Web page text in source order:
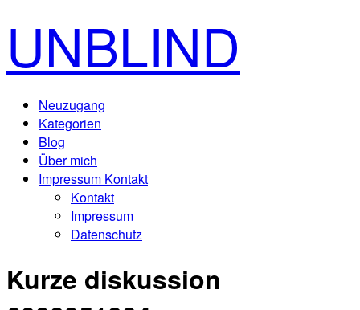
UNBLIND
Neuzugang
Kategorien
Blog
Über mich
Impressum Kontakt
Kontakt
Impressum
Datenschutz
Kurze diskussion